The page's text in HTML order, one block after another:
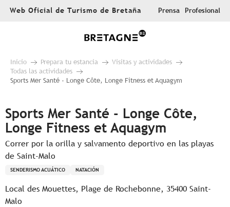
AllerWeb Oficial de Turismo de Bretaña Prensa Profesional
Inicio Prepara tu estancia
Visitas y actividades
Todas las actividades
Sports Mer Santé - Longe Côte, Longe Fitness et Aquagym
Sports Mer Santé - Longe Côte,
Longe Fitness et Aquagym
Correr por la orilla y salvamento deportivo en las playas
de Saint-Malo
SENDERISMO ACUÁTICO NATACIÓN
Local des Mouettes, Plage de Rochebonne, 35400 Saint-
Malo